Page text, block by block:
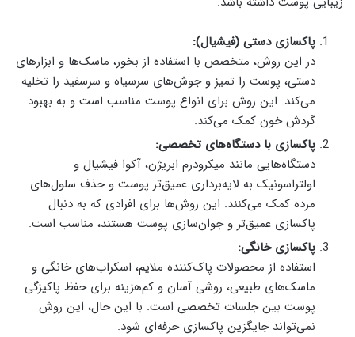
پاکسازی دستی (فیشیال):
در این روش، متخصص با استفاده از بخور، ماسک‌ها و ابزارهای
دستی، پوست را تمیز و جوش‌های سرسیاه و سرسفید را تخلیه
می‌کند. این روش برای انواع پوست مناسب است و به بهبود
گردش خون کمک می‌کند.
پاکسازی با دستگاه‌های تخصصی:
دستگاه‌هایی مانند میکرودرم ابریژن، آکوا فیشیال و
اولتراسونیک به لایه‌برداری عمیق‌تر پوست و حذف سلول‌های
مرده کمک می‌کنند. این روش‌ها برای افرادی که به دنبال
پاکسازی عمیق‌تر و جوان‌سازی پوست هستند، مناسب است.
پاکسازی خانگی:
استفاده از محصولات پاک‌کننده ملایم، اسکراب‌های خانگی و
ماسک‌های طبیعی، روشی آسان و کم‌هزینه برای حفظ پاکیزگی
پوست بین جلسات تخصصی است. با این حال، این روش
نمی‌تواند جایگزین پاکسازی حرفه‌ای شود.